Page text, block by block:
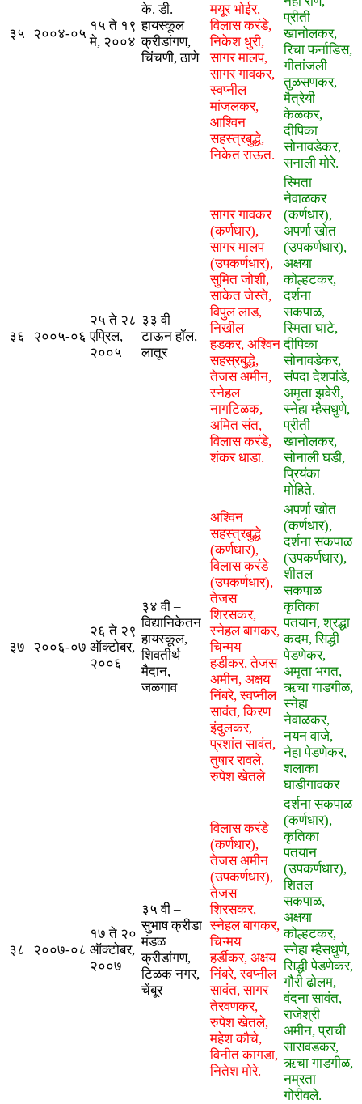
३५ २००४-०५
१५ ते १९
मे, २००४
के. डी.
हायस्कूल
क्रीडांगण,
चिंचणी, ठाणे
मयूर भोईर,
विलास करंडे,
निकेश धुरी,
सागर मालप,
सागर गावकर,
स्वप्नील
मांजलकर,
आश्विन
सहस्त्रबुद्धे,
निकेत राऊत.
प्रीती
खानोलकर,
रिचा फर्नाडिस,
गीतांजली
तुळसणकर,
मैत्रेयी
केळकर,
दीपिका
सोनावडेकर,
सनाली मोरे.
३६ २००५-०६
२५ ते २८
एप्रिल,
२००५
३३ वी –
टाऊन हॉल,
लातूर
सागर गावकर
(कर्णधार),
सागर मालप
(उपकर्णधार),
सुमित जोशी,
साकेत जेस्ते,
विपुल लाड,
निखील
हडकर, अश्विन
सहस्रबुद्धे,
तेजस अमीन,
स्नेहल
नागटिळक,
अमित संत,
विलास करंडे,
शंकर धाडा.
स्मिता
नेवाळकर
(कर्णधार),
अपर्णा खोत
(उपकर्णधार),
अक्षया
कोल्हटकर,
दर्शना
सकपाळ,
स्मिता घाटे,
दीपिका
सोनावडेकर,
संपदा देशपांडे,
अमृता झवेरी,
स्नेहा म्हैसधुणे,
प्रीती
खानोलकर,
सोनाली घडी,
प्रियंका
मोहिते.
३७ २००६-०७
२६ ते २९
ऑक्टोबर,
२००६
३४ वी –
विद्यानिकेतन
हायस्कूल,
शिवतीर्थ
मैदान,
जळगाव
अश्विन
सहस्त्रबुद्धे
(कर्णधार),
विलास करंडे
(उपकर्णधार),
तेजस
शिरसकर,
स्नेहल बागकर,
चिन्मय
हर्डीकर, तेजस
अमीन, अक्षय
निंबरे, स्वप्नील
सावंत, किरण
इंदुलकर,
प्रशांत सावंत,
तुषार रावले,
रुपेश खेतले
अपर्णा खोत
(कर्णधार),
दर्शना सकपाळ
(उपकर्णधार),
शीतल
सकपाळ
कृतिका
पतयान, श्रद्धा
कदम, सिद्धी
पेडणेकर,
अमृता भगत,
ऋचा गाडगीळ,
स्नेहा
नेवाळकर,
नयन वाजे,
नेहा पेडणेकर,
शलाका
घाडीगावकर
३८ २००७-०८
१७ ते २०
ऑक्टोबर,
२००७
३५ वी –
सुभाष क्रीडा
मंडळ
क्रीडांगण,
टिळक नगर,
चेंबूर
विलास करंडे
(कर्णधार),
तेजस अमीन
(उपकर्णधार),
तेजस
शिरसकर,
स्नेहल बागकर,
चिन्मय
हर्डीकर, अक्षय
निंबरे, स्वप्नील
सावंत, सागर
तेरवणकर,
रुपेश खेतले,
महेश कौचे,
विनीत कागडा,
नितेश मोरे.
दर्शना सकपाळ
(कर्णधार),
कृतिका
पतयान
(उपकर्णधार),
शितल
सकपाळ,
अक्षया
कोल्हटकर,
स्नेहा म्हैसधुणे,
सिद्धी पेडणेकर,
गौरी ढोलम,
वंदना सावंत,
राजेश्री
अमीन, प्राची
सासवडकर,
ऋचा गाडगीळ,
नम्रता
गोरीवले.